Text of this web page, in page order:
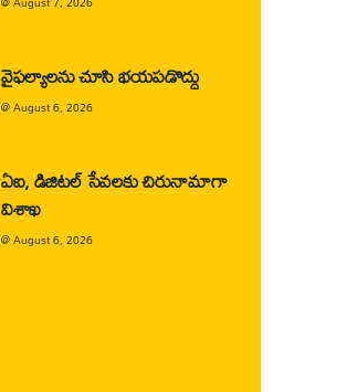
వైఫల్యాలను చూసి భయపడొద్దు
@August 6, 2026
ఏఐ, డిజిటల్ సేవలకు చిరునామాగా
విశాఖ
@August 6, 2026